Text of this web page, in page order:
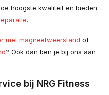
hoogste kwaliteit en bieden
.
met magneetweerstand of
? Ook dan ben je bij ons aan
bij NRG Fitness